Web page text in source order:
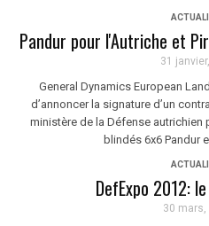
Pandur pour l'Autriche et
31
General Dynamics European
d’annoncer la signature d’un
ministère de la Défense autrichien
blindés 6x6 Pandur
DefExpo 2012:
30 mars,